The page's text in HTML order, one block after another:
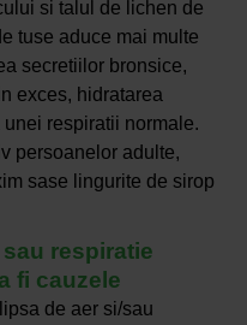
si talul de lichen de
tuse aduce mai multe
secretiilor bronsice,
exces, hidratarea
respiratii normale.
persoanelor adulte,
sase lingurite de sirop
respiratie
fi cauzele
de aer si/sau